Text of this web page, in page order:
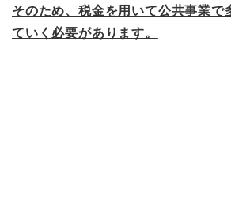
そのため、税金を用いて公共事業で
ていく必要があります。